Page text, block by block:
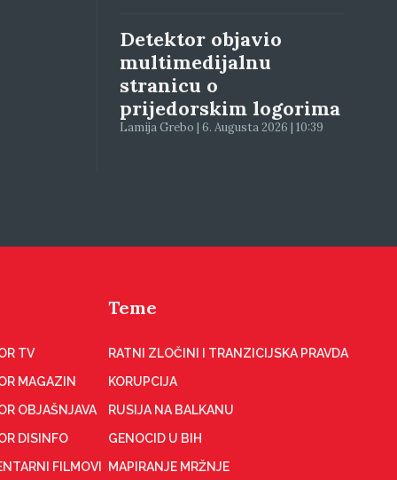
Detektor objavio
multimedijalnu
stranicu o
prijedorskim logorima
Lamija Grebo | 6. Augusta 2026 | 10:39
TV
MAGAZIN
OBJAŠNJAVA
DISINFO
FILMOVI
Teme
RATNI ZLOČINI I TRANZICIJSKA PRAVDA
KORUPCIJA
RUSIJA NA BALKANU
GENOCID U BIH
MAPIRANJE MRŽNJE